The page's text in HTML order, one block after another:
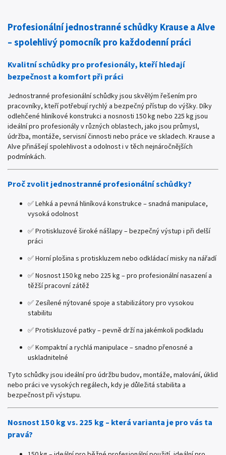
Profesionální jednostranné schůdky Krause a Alve
– spolehlivý pomocník pro každodenní práci
Kvalitní schůdky pro profesionály, kteří hledají
bezpečnost a komfort při práci
Jednostranné profesionální schůdky jsou skvělým řešením pro
pracovníky, kteří potřebují rychlý a bezpečný přístup do výšky. Díky
odlehčené hliníkové konstrukci a nosnosti 150 kg nebo 225 kg jsou
ideální pro profesionály v různých oblastech, jako jsou průmysl,
údržba, montáže, servisní činnosti nebo práce ve skladech. Krause a
Alve přinášejí spolehlivost a odolnost i v těch nejnáročnějších
podmínkách.
Proč zvolit jednostranné profesionální schůdky?
✅ Lehká a pevná hliníková konstrukce – snadná manipulace,
vysoká odolnost
✅ Protiskluzové široké nášlapy – bezpečný výstup i při delší
práci
✅ Horní plošina s protiskluzem nebo odkládací misky na nářadí
✅ Nosnost 150 kg nebo 225 kg – pro profesionální nasazení a
těžší pracovní zátěž
✅ Zesílené nýtované spoje a stabilizátory pro vysokou
stabilitu
✅ Protiskluzové patky – pevně drží na jakémkoli podkladu
✅ Kompaktní a rychlá manipulace – snadno přenosné a
uskladnitelné
Tyto schůdky jsou ideální pro údržbu budov, montáže, malování, úklid
nebo práci ve vysokých regálech, kdy je důležitá stabilita a
bezpečnost při výstupu.
Nosnost 150 kg vs. 225 kg – která varianta je pro vás ta
pravá?